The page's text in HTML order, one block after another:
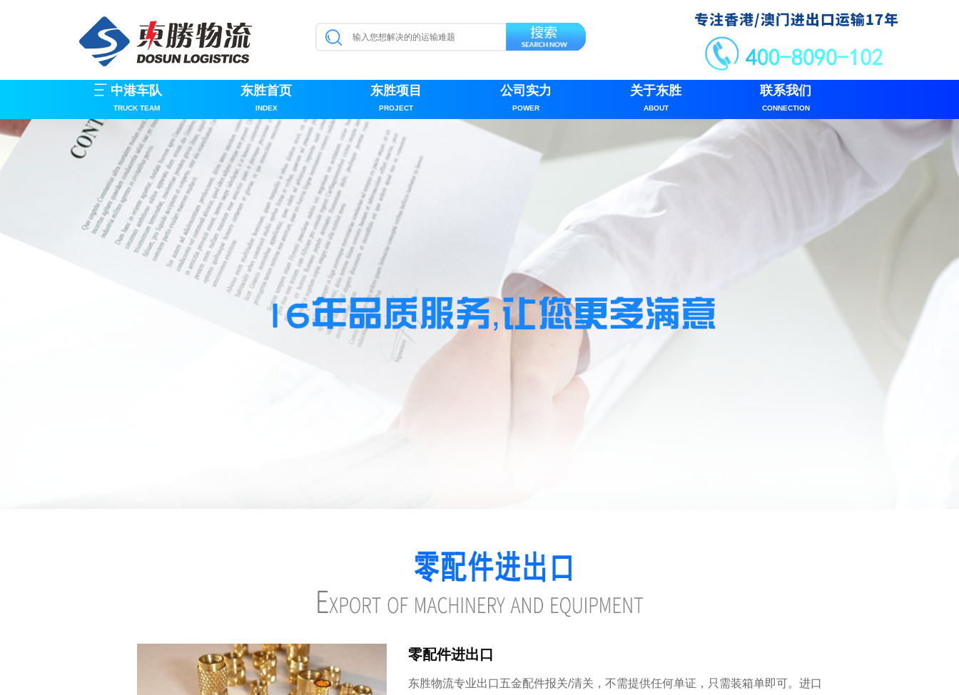
中港车队
TRUCK TEAM
东胜首页
INDEX
东胜项目
PROJECT
公司实力
POWER
关于东胜
ABOUT
联系我们
CONNECTION
零配件进出口
东胜物流专业出口五金配件报关/清关，不需提供任何单证，只需装箱单即可。进口